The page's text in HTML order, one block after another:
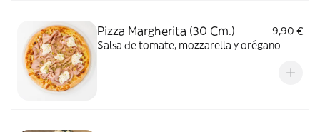
Pizza Margherita (30 Cm.)
9,90 €
Salsa de tomate, mozzarella y orégano